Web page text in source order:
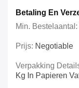
Betaling En
Min. Bestelaantal:
Prijs: Negotiable
Verpakking
Kg In Papieren